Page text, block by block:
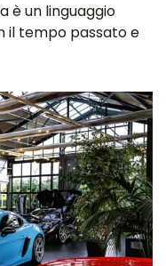
è un linguaggio
il tempo passato e